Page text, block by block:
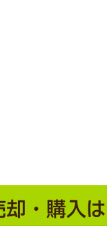
・購入は